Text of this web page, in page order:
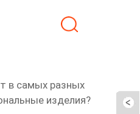
в самых разных
изделия?